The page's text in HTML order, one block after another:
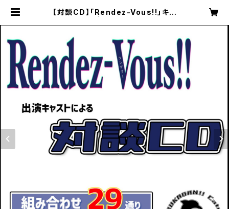
【対談CD】「Rendez-Vous!!」キャ
インショップ